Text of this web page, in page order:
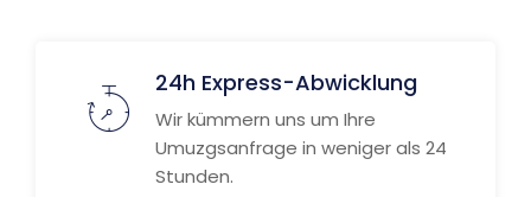
24h Express-Abwicklung
Wir kümmern uns um Ihre
Umuzgsanfrage in weniger als 24
Stunden.